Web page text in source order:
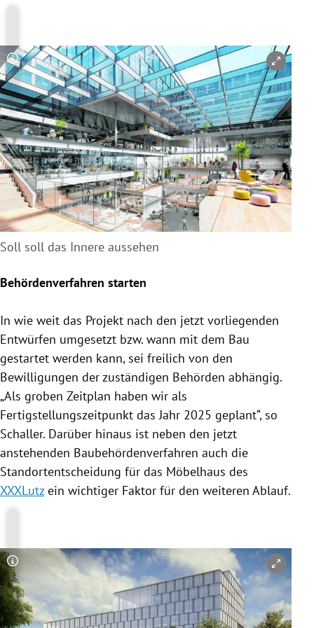
Copyright-Hinweis öffnen/schließen
Soll soll das Innere aussehen
Behördenverfahren starten
In wie weit das Projekt nach den jetzt vorliegenden
Entwürfen umgesetzt bzw. wann mit dem Bau
gestartet werden kann, sei freilich von den
Bewilligungen der zuständigen Behörden abhängig.
„Als groben Zeitplan haben wir als
Fertigstellungszeitpunkt das Jahr 2025 geplant“, so
Schaller. Darüber hinaus ist neben den jetzt
anstehenden Baubehördenverfahren auch die
Standortentscheidung für das Möbelhaus des
XXXLutzein wichtiger Faktor für den weiteren Ablauf.
Copyright-Hinweis öffnen/schließen